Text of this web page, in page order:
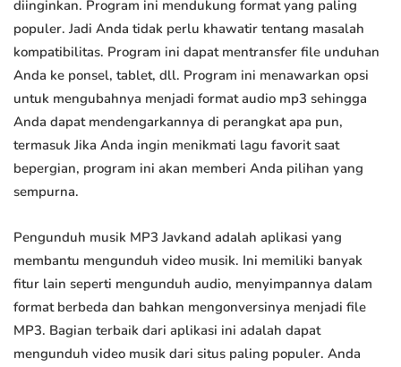
diinginkan. Program ini mendukung format yang paling
populer. Jadi Anda tidak perlu khawatir tentang masalah
kompatibilitas. Program ini dapat mentransfer file unduhan
Anda ke ponsel, tablet, dll. Program ini menawarkan opsi
untuk mengubahnya menjadi format audio mp3 sehingga
Anda dapat mendengarkannya di perangkat apa pun,
termasuk Jika Anda ingin menikmati lagu favorit saat
bepergian, program ini akan memberi Anda pilihan yang
sempurna.
Pengunduh musik MP3 Javkand adalah aplikasi yang
membantu mengunduh video musik. Ini memiliki banyak
fitur lain seperti mengunduh audio, menyimpannya dalam
format berbeda dan bahkan mengonversinya menjadi file
MP3. Bagian terbaik dari aplikasi ini adalah dapat
mengunduh video musik dari situs paling populer. Anda